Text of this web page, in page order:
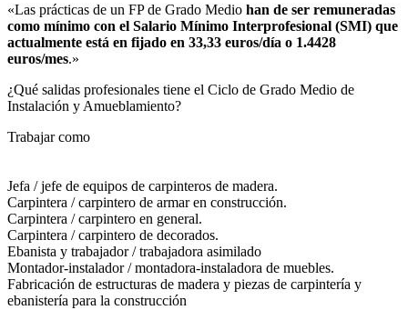
«Las prácticas de un FP de Grado Medio han de ser remuneradas
como mínimo con el Salario Mínimo Interprofesional (SMI) que
actualmente está en fijado en 33,33 euros/día o 1.4428
euros/mes.»
¿Qué salidas profesionales tiene el Ciclo de Grado Medio de
Instalación y Amueblamiento?​
Trabajar como
Jefa / jefe de equipos de carpinteros de madera.
Carpintera / carpintero de armar en construcción.
Carpintera / carpintero en general.
Carpintera / carpintero de decorados.
Ebanista y trabajador / trabajadora asimilado
Montador-instalador / montadora-instaladora de muebles.
Fabricación de estructuras de madera y piezas de carpintería y
ebanistería para la construcción